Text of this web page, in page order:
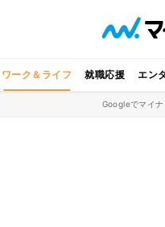
ワーク＆ライフ 就職応援 エン
Googleでマイ